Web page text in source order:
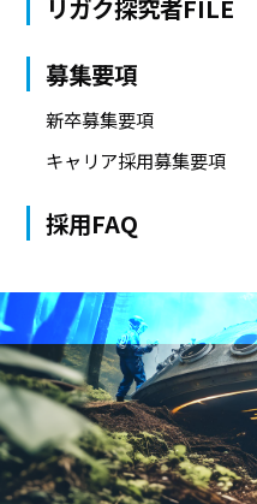
リガク探究者FILE
募集要項
新卒募集要項
キャリア採用募集要項
採用FAQ